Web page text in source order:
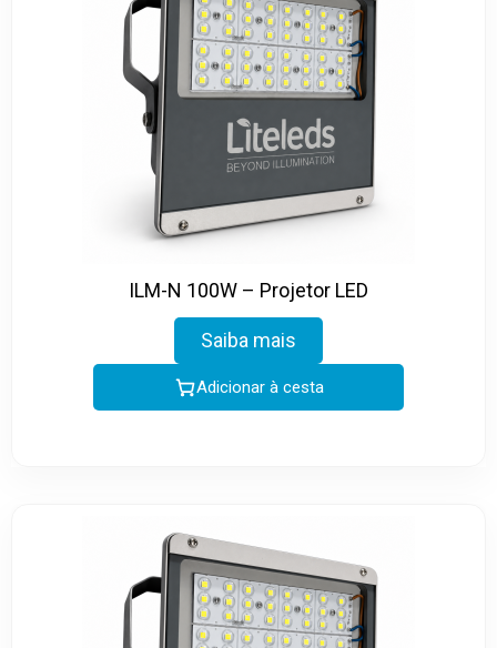
ILM-N 100W – Projetor LED
Saiba mais
Adicionar à cesta